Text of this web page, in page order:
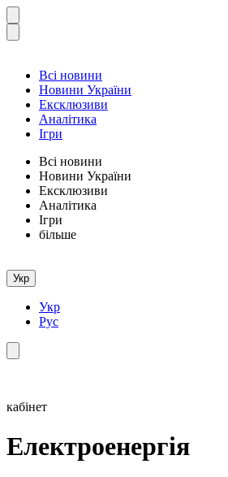
Всі новини
Новини України
Ексклюзиви
Аналітика
Ігри
Всі новини
Новини України
Ексклюзиви
Аналітика
Ігри
більше
Укр
Укр
Рус
кабінет
Електроенергія